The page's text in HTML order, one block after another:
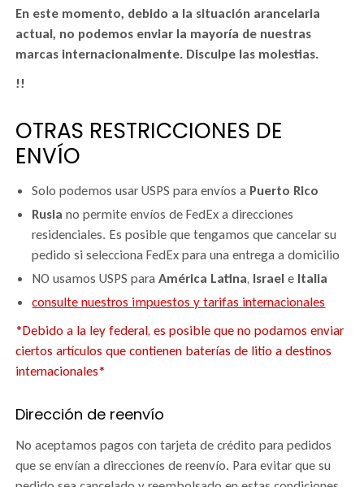
En este momento, debido a la situación arancelaria
actual, no podemos enviar la mayoría de nuestras
marcas internacionalmente. Disculpe las molestias.
!!
OTRAS RESTRICCIONES DE
ENVÍO
Solo podemos usar USPS para envíos a Puerto Rico
Rusia no permite envíos de FedEx a direcciones
residenciales. Es posible que tengamos que cancelar su
pedido si selecciona FedEx para una entrega a domicilio
NO usamos USPS paraAmérica Latina, Israele Italia
consulte nuestros impuestos y tarifas internacionales
*Debido a la ley federal, es posible que no podamos enviar
ciertos artículos que contienen baterías de litio a destinos
internacionales*
Dirección de reenvío
No aceptamos pagos con tarjeta de crédito para pedidos
que se envían a direcciones de reenvío. Para evitar que su
Store
rating